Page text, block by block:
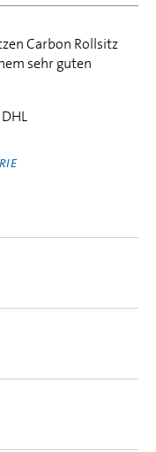
Carbon Rollsitz
sehr guten